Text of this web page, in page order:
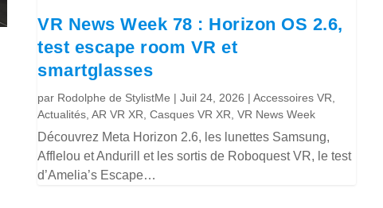
VR News Week 78 : Horizon OS 2.6,
test escape room VR et
smartglasses
par Rodolphe de StylistMe |Juil 24, 2026 |Accessoires VR
Actualités ,AR VR XR ,Casques VR XR ,VR News Week
Découvrez Meta Horizon 2.6, les lunettes Samsung,
Afflelou et Andurill et les sortis de Roboquest VR, le test
d’Amelia’s Escape…